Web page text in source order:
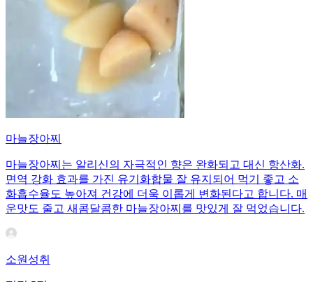
마늘장아찌
마늘장아찌는 알리신의 자극적인 향은 완화되고 대신 항산화.
면역 강화 효과를 가진 유기화합물 잘 유지되어 먹기 좋고 소
화흡수율도 높아져 건강에 더욱 이롭게 변화된다고 합니다. 매
운맛도 줄고 새콤달콤한 마늘장아찌를 맛있게 잘 먹었습니다.
소원성취